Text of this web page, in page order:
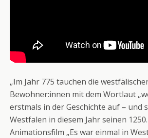
„Im Jahr 775 tauchen die
Bewohner:innen mit dem Wortlaut
erstmals in der Geschichte auf – und
Westfalen in diesem Jahr seinen
Animationsfilm „Es war einmal in